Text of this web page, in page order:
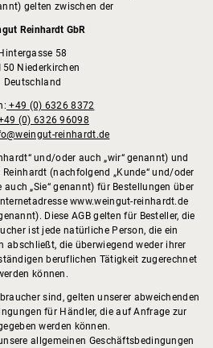
gelten zwischen der
Reinhardt GbR
Hintergasse 58
Niederkirchen
Deutschland
+49 (0) 6326 8372
(0) 6326 96098
reinhardt.de
und/oder auch „wir“ genannt) und
(nachfolgend „Kunde“ und/oder
auch „Sie“ genannt) für Bestellungen über
www.weingut-reinhardt.de
Diese AGB gelten für Besteller, die
ist jede natürliche Person, die ein
abschließt, die überwiegend weder ihrer
beruflichen Tätigkeit zugerechnet
können.
sind, gelten unserer abweichenden
für Händler, die auf Anfrage zur
werden können.
allgemeinen Geschäftsbedingungen